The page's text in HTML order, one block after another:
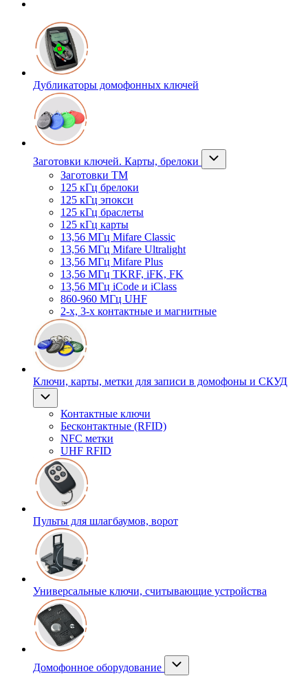
Дубликаторы домофонных ключей
Заготовки ключей. Карты, брелоки
Заготовки ТМ
125 кГц брелоки
125 кГц эпокси
125 кГц браслеты
125 кГц карты
13,56 МГц Mifare Classic
13,56 МГц Mifare Ultralight
13,56 МГц Mifare Plus
13,56 МГц TKRF, iFK, FK
13,56 МГц iCode и iClass
860-960 МГц UHF
2-х, 3-х контактные и магнитные
Ключи, карты, метки для записи в домофоны и СКУД
Контактные ключи
Бесконтактные (RFID)
NFC метки
UHF RFID
Пульты для шлагбаумов, ворот
Универсальные ключи, считывающие устройства
Домофонное оборудование